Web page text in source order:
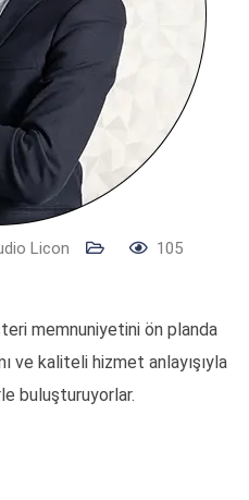
Licon
105
memnuniyetini ön planda
ve kaliteli hizmet anlayışıyla
buluşturuyorlar.